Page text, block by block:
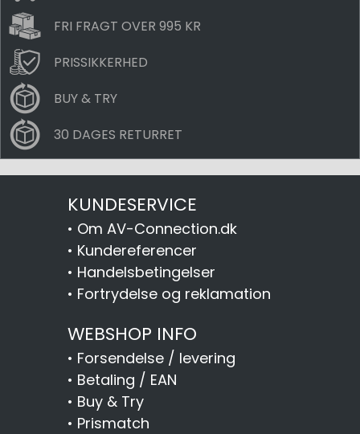
FRI FRAGT OVER 995 KR
PRISSIKKERHED
BUY & TRY
30 DAGES RETURRET
KUNDESERVICE
• Om AV-Connection.dk
• Kundereferencer
• Handelsbetingelser
• Fortrydelse og reklamation
WEBSHOP INFO
• Forsendelse / levering
• Betaling / EAN
• Buy & Try
• Prismatch